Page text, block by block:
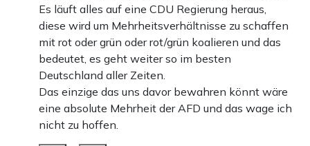
Es läuft alles auf eine CDU Regierung heraus,
diese wird um Mehrheitsverhältnisse zu schaffen
mit rot oder grün oder rot/grün koalieren und das
bedeutet, es geht weiter so im besten
Deutschland aller Zeiten.
Das einzige das uns davor bewahren könnt wäre
eine absolute Mehrheit der AFD und das wage ich
nicht zu hoffen.